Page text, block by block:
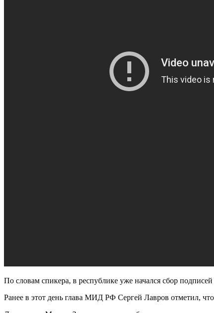
По словам спикера, в республике уже начался сбор
Ранее в этот день глава МИД РФ Сергей Лавров отметил,